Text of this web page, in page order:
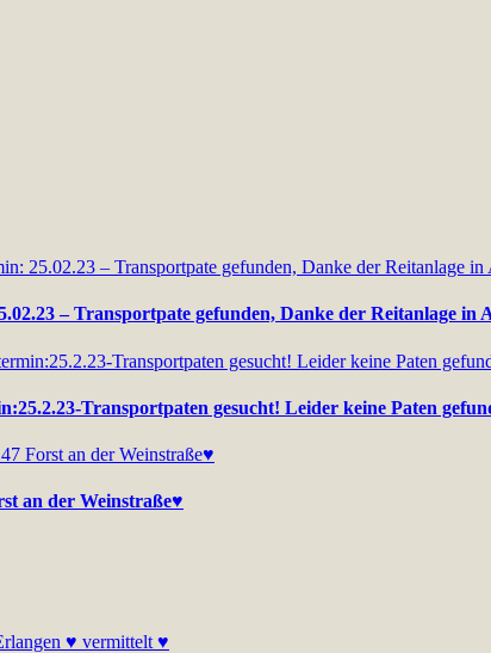
– Transportpate gefunden, Danke der Reitanlage in
Transportpaten gesucht! Leider keine Paten
an der Weinstraße♥